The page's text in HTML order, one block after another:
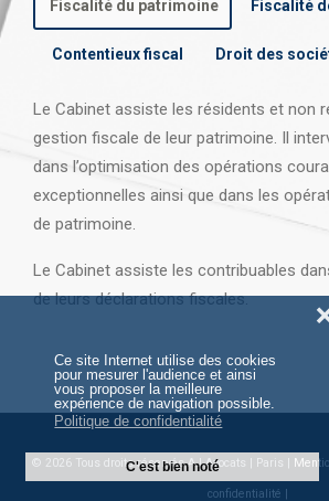
Ce site Internet utilise des cookies
pour mesurer l'audience et ainsi
vous proposer la meilleure
expérience de navigation possible.
Politique de confidentialité
C'est bien noté
Fiscalité du patrimoine Fiscalité
Contentieux fiscal Droit des
Le Cabinet assiste les résidents et non
gestion fiscale de leur patrimoine. Il
dans l’optimisation des opérations
exceptionnelles ainsi que dans les
de patrimoine.
Le Cabinet assiste les contribuables
de leurs déclarations fiscales.
© 2026 Tous droits réservés AJ Avocats | Paris |
confidentialité |